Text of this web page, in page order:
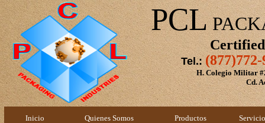
PCL
Tel.:
H. Colegio Militar
Cd.
Inicio Quienes Somos Productos